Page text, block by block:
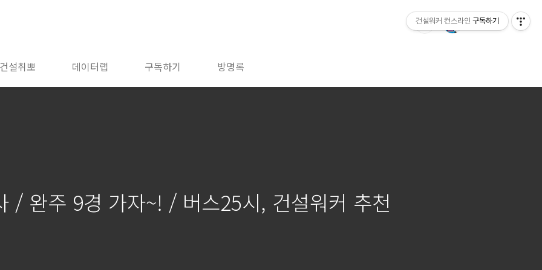
건설취뽀 데이터랩 구독하기 방명록
/ 완주 9경 가자~! / 버스25시, 건설워커 추천
건설워커 컨스라인 구독하기